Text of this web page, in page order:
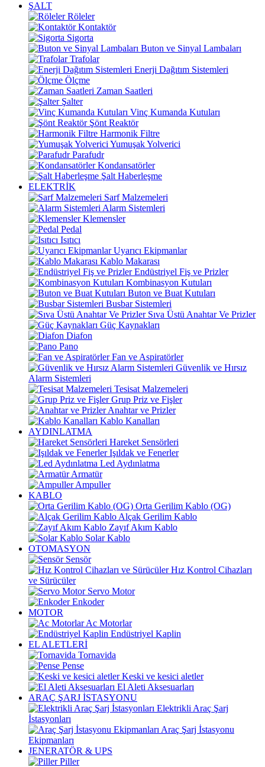
ŞALT
Röleler
Kontaktör
Sigorta
Buton ve Sinyal Lambaları
Trafolar
Enerji Dağıtım Sistemleri
Ölçme
Zaman Saatleri
Şalter
Vinç Kumanda Kutuları
Şönt Reaktör
Harmonik Filtre
Yumuşak Yolverici
Parafudr
Kondansatörler
Şalt Haberleşme
ELEKTRİK
Sarf Malzemeleri
Alarm Sistemleri
Klemensler
Pedal
Isıtıcı
Uyarıcı Ekipmanlar
Kablo Makarası
Endüstriyel Fiş ve Prizler
Kombinasyon Kutuları
Buton ve Buat Kutuları
Busbar Sistemleri
Sıva Üstü Anahtar Ve Prizler
Güç Kaynakları
Diafon
Pano
Fan ve Aspiratörler
Güvenlik ve Hırsız
Alarm Sistemleri
Tesisat Malzemeleri
Grup Priz ve Fişler
Anahtar ve Prizler
Kablo Kanalları
AYDINLATMA
Hareket Sensörleri
Işıldak ve Fenerler
Led Aydınlatma
Armatür
Ampuller
KABLO
Orta Gerilim Kablo (OG)
Alçak Gerilim Kablo
Zayıf Akım Kablo
Solar Kablo
OTOMASYON
Sensör
Hız Kontrol Cihazları
ve Sürücüler
Servo Motor
Enkoder
MOTOR
Ac Motorlar
Endüstriyel Kaplin
EL ALETLERİ
Tornavida
Pense
Keski ve kesici aletler
El Aleti Aksesuarları
ARAÇ ŞARJ İSTASYONU
Elektrikli Araç Şarj
İstasyonları
Araç Şarj İstasyonu
Ekipmanları
JENERATÖR & UPS
Piller